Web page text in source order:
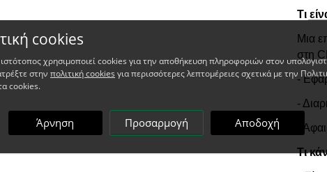
Τι
Μια
στη
-
-
-
Τι
cookies
χρησιμοποιεί cookies για την αποθήκευση πληροφοριών στον
στην πολιτική cookies για περισσότερες λεπτομέρειες σχετικά με την
cookies.
Άρνηση Προσαρμογή Αποδοχή